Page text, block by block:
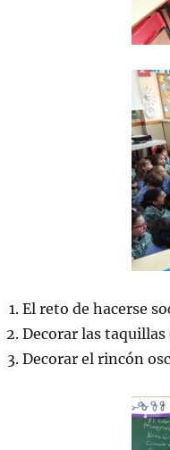
El reto de hacerse
Decorar las
Decorar el rincón